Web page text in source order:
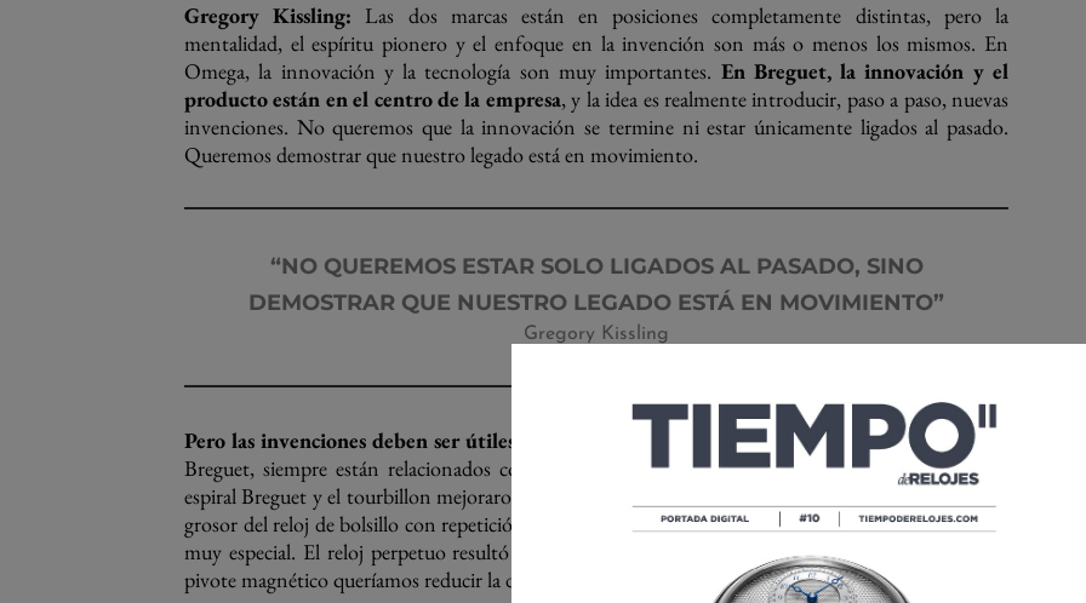
Gregory Kissling: Las dos marcas están en posiciones completamente distintas, pero la
mentalidad, el espíritu pionero y el enfoque en la invención son más o menos los mismos. En
Omega, la innovación y la tecnología son muy importantes. En Breguet, la innovación y el
producto están en el centro de la empresa, y la idea es realmente introducir, paso a paso, nuevas
invenciones. No queremos que la innovación se termine ni estar únicamente ligados al pasado.
Queremos demostrar que nuestro legado está en movimiento.
“NO QUEREMOS ESTAR SOLO LIGADOS AL PASADO, SINO
DEMOSTRAR QUE NUESTRO LEGADO ESTÁ EN MOVIMIENTO”
Gregory Kissling
Pero las invenciones deben ser útiles para el cliente final
. Si tomas los principales inventos de
Breguet, siempre están relacionados con un beneficio para el consumidor final. Por ejemplo, la
espiral Breguet y el tourbillon mejoraron el rendimiento cronométrico. El muelle de gong redujo el
grosor del reloj de bolsillo con repetición de minutos. Darle cuerda al reloj desde la corona fue algo
muy especial. El reloj perpetuo resultó muy útil para el consumidor final. Ya en este siglo, con el
pivote magnético queríamos reducir la diferencia de marcha entre las distintas posiciones del reloj.